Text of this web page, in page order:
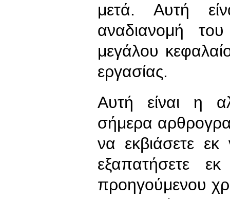
μετά. Αυτή
αναδιανομή
μεγάλου
εργασίας.
Αυτή είναι η
σήμερα
να εκβιάσετε
εξαπατήσετε
προηγούμενου